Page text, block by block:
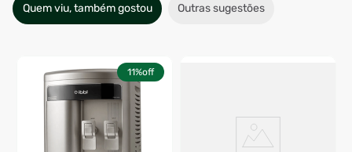
Quem viu, também gostou Outras sugestões
11%off